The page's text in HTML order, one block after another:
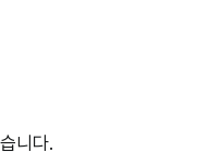
니다.